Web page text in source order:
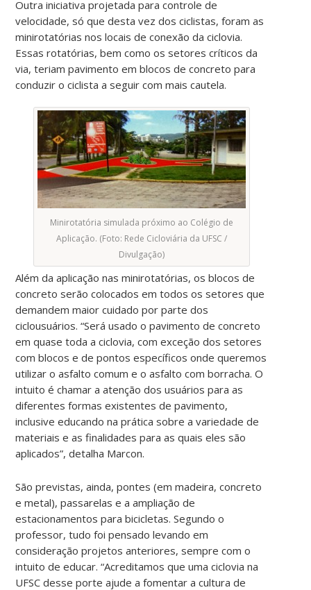
Outra iniciativa projetada para controle de
velocidade, só que desta vez dos ciclistas, foram as
minirotatórias nos locais de conexão da ciclovia.
Essas rotatórias, bem como os setores críticos da
via, teriam pavimento em blocos de concreto para
conduzir o ciclista a seguir com mais cautela.
Minirotatória simulada próximo ao Colégio de
Aplicação. (Foto: Rede Cicloviária da UFSC /
Divulgação)
Além da aplicação nas minirotatórias, os blocos de
concreto serão colocados em todos os setores que
demandem maior cuidado por parte dos
ciclousuários. “Será usado o pavimento de concreto
em quase toda a ciclovia, com exceção dos setores
com blocos e de pontos específicos onde queremos
utilizar o asfalto comum e o asfalto com borracha. O
intuito é chamar a atenção dos usuários para as
diferentes formas existentes de pavimento,
inclusive educando na prática sobre a variedade de
materiais e as finalidades para as quais eles são
aplicados”, detalha Marcon.
São previstas, ainda, pontes (em madeira, concreto
e metal), passarelas e a ampliação de
estacionamentos para bicicletas. Segundo o
professor, tudo foi pensado levando em
consideração projetos anteriores, sempre com o
intuito de educar. “Acreditamos que uma ciclovia na
UFSC desse porte ajude a fomentar a cultura de